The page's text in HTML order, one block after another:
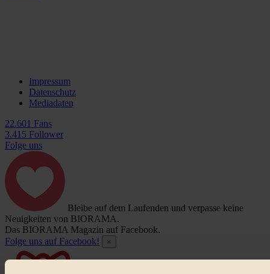
Impressum
Datenschutz
Mediadaten
22.601 Fans
3.415 Follower
Folge uns
Bleibe auf dem Laufenden und verpasse keine
Neuigkeiten von BIORAMA.
Das BIORAMA Magazin auf Facebook.
Folge uns auf Facebook!
×